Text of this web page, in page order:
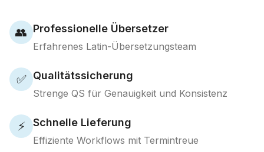
👥 Professionelle Übersetzer
Erfahrenes Latin-Übersetzungsteam
✅ Qualitätssicherung
Strenge QS für Genauigkeit und Konsistenz
⚡ Schnelle Lieferung
Effiziente Workflows mit Termintreue